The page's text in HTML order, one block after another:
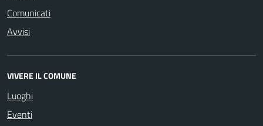
Comunicati
Avvisi
VIVERE IL COMUNE
Luoghi
Eventi